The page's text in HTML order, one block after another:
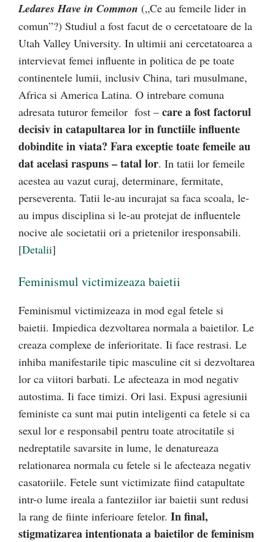
Ledares Have in Common („Ce au femeile lider in
comun”?) Studiul a fost facut de o cercetatoare de la
Utah Valley University. In ultimii ani cercetatoarea a
intervievat femei influente in politica de pe toate
continentele lumii, inclusiv China, tari musulmane,
Africa si America Latina. O intrebare comuna
adresata tuturor femeilor fost – care a fost factorul
decisiv in catapultarea lor in functiile influente
dobindite in viata? Fara exceptie toate femeile au
dat acelasi raspuns – tatal lor. In tatii lor femeile
acestea au vazut curaj, determinare, fermitate,
perseverenta. Tatii le-au incurajat sa faca scoala, le-
au impus disciplina si le-au protejat de influentele
nocive ale societatii ori a prietenilor iresponsabili.
[Detalii]
Feminismul victimizeaza baietii
Feminismul victimizeaza in mod egal fetele si
baietii. Impiedica dezvoltarea normala a baietilor. Le
creaza complexe de inferioritate. Ii face restrasi. Le
inhiba manifestarile tipic masculine cit si dezvoltarea
lor ca viitori barbati. Le afecteaza in mod negativ
autostima. Ii face timizi. Ori lasi. Expusi agresiunii
feministe ca sunt mai putin inteligenti ca fetele si ca
sexul lor e responsabil pentru toate atrocitatile si
nedreptatile savarsite in lume, le denatureaza
relationarea normala cu fetele si le afecteaza negativ
casatoriile. Fetele sunt victimizate fiind catapultate
intr-o lume ireala a fanteziilor iar baietii sunt redusi
la rang de fiinte inferioare fetelor. In final,
stigmatizarea intentionata a baietilor de feminism